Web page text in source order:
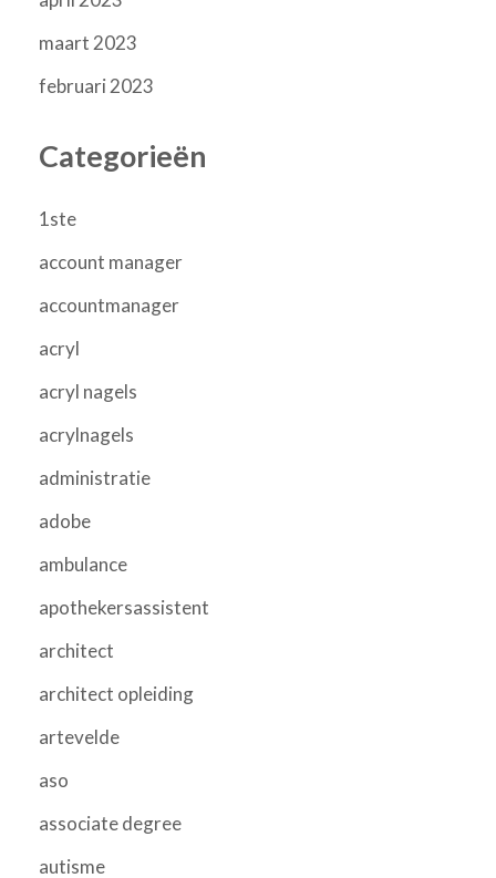
maart 2023
februari 2023
Categorieën
1ste
account manager
accountmanager
acryl
acryl nagels
acrylnagels
administratie
adobe
ambulance
apothekersassistent
architect
architect opleiding
artevelde
aso
associate degree
autisme